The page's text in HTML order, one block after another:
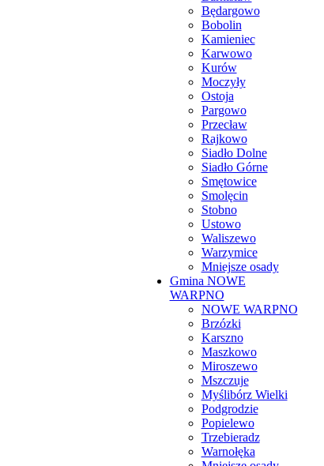
Będargowo
Bobolin
Kamieniec
Karwowo
Kurów
Moczyły
Ostoja
Pargowo
Przecław
Rajkowo
Siadło Dolne
Siadło Górne
Smętowice
Smolęcin
Stobno
Ustowo
Waliszewo
Warzymice
Mniejsze osady
Gmina NOWE
WARPNO
NOWE WARPNO
Brzózki
Karszno
Maszkowo
Miroszewo
Mszczuje
Myślibórz Wielki
Podgrodzie
Popielewo
Trzebieradz
Warnołęka